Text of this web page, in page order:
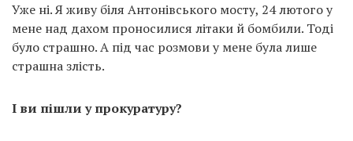
Уже ні. Я живу біля Антонівського мосту, 24 лютого у
мене над дахом проносилися літаки й бомбили. Тоді
було страшно. А під час розмови у мене була лише
страшна злість.
І ви пішли у прокуратуру?